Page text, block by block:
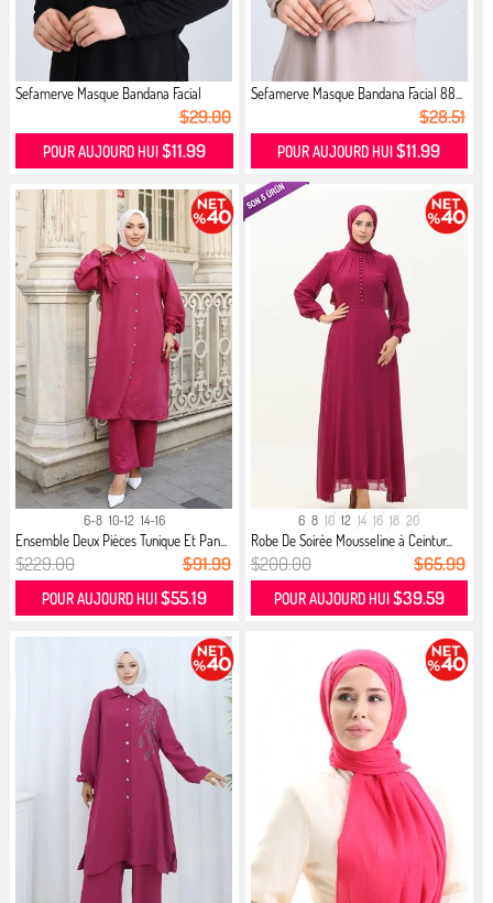
Sefamerve Masque Bandana Facial
$29.00
POUR AUJOURD HUI $11.99
Sefamerve Masque Bandana Facial 88...
$28.51
POUR AUJOURD HUI$11.99
6-8 10-12 14-16
Ensemble Deux Pièces Tunique Et Pan...
$229.00 $91.99
POUR AUJOURD HUI $55.19
6 8 10 12 14 16 18 20
Robe De Soirée Mousseline à Ceintur...
$200.00 $65.99
POUR AUJOURD HUI $39.59